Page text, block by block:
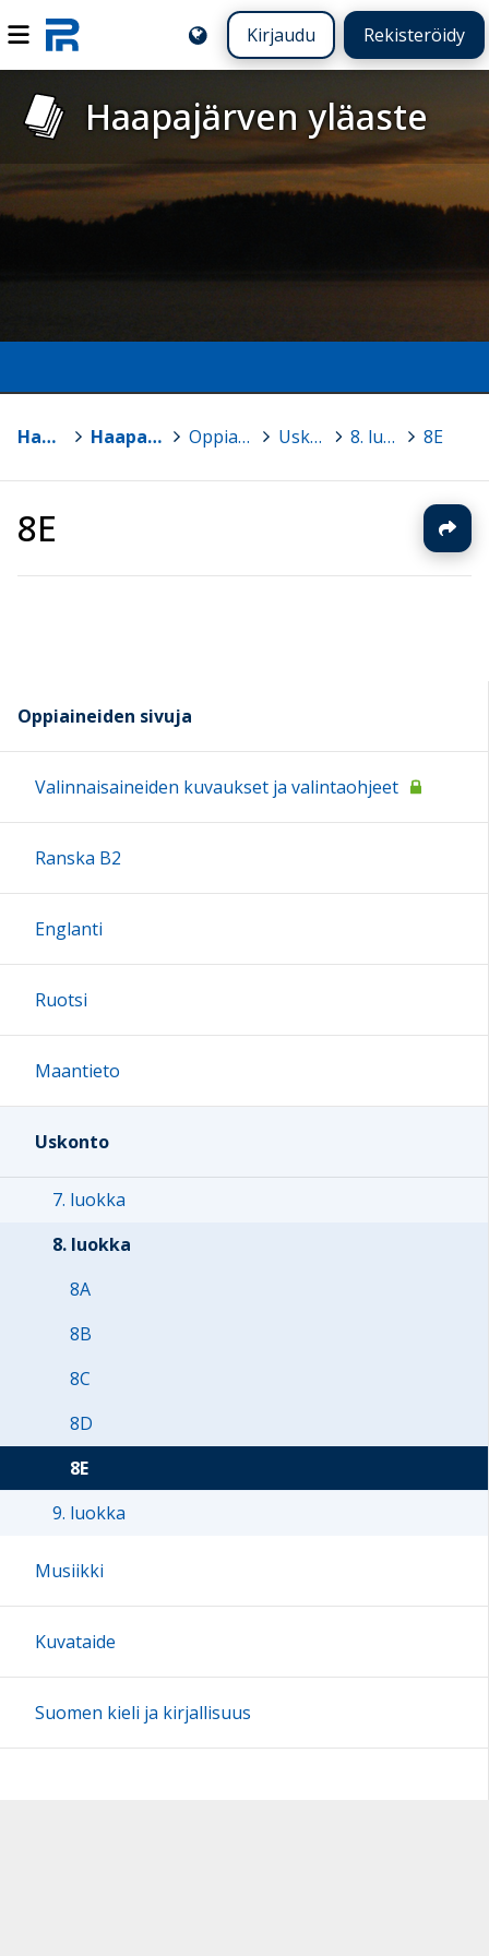
Kirjaudu Rekisteröidy
Haapajärven yläaste
Haapajärvi Haapajärven yläaste > Oppiaineiden sivuja > Uskonto > 8. luokka > 8E
8E
Oppiaineiden sivuja
Valinnaisaineiden kuvaukset ja valintaohjeet
Ranska B2
Englanti
Ruotsi
Maantieto
Uskonto
7. luokka
8. luokka
8A
8B
8C
8D
8E
9. luokka
Musiikki
Kuvataide
Suomen kieli ja kirjallisuus